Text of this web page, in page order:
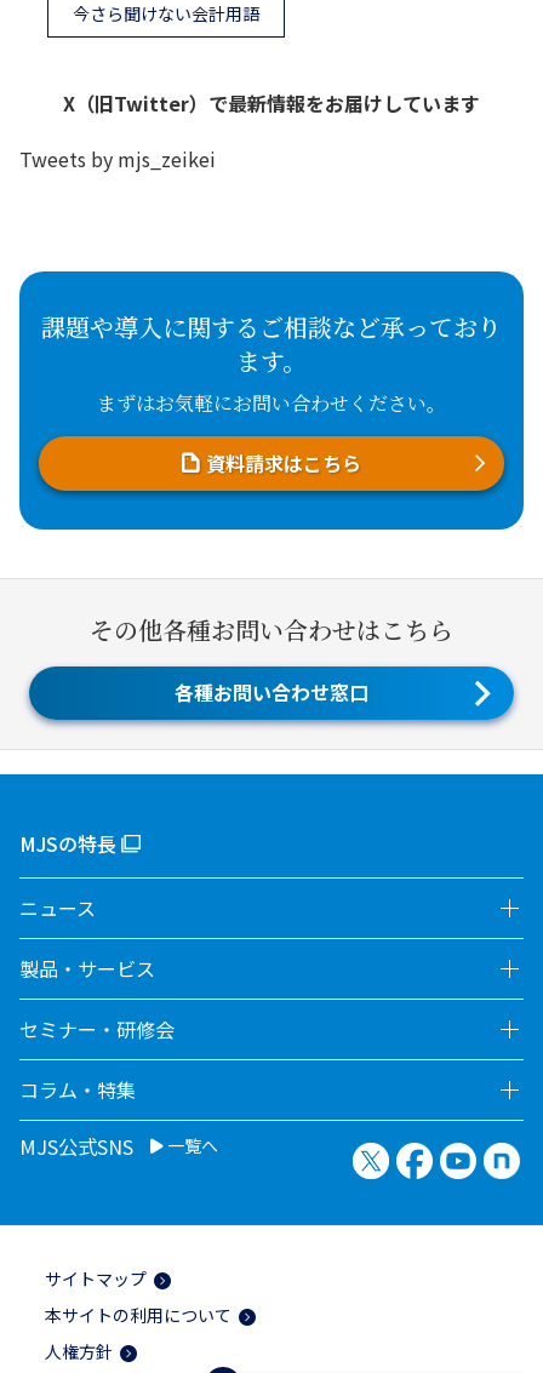
今さら聞けない会計用語
X（旧Twitter）で最新情報をお届けしています
Tweets by mjs_zeikei
課題や導入に関するご相談など承っており
ます。
まずはお気軽にお問い合わせください。
資料請求はこちら
その他各種お問い合わせはこちら
各種お問い合わせ窓口
MJSの特長
ニュース
製品・サービス
セミナー・研修会
コラム・特集
MJS公式SNS
一覧へ X（旧Twitter）
Facebook
サイトマップ
本サイトの利用について
人権方針